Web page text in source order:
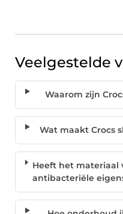
Veelgestelde
Waarom zijn
Wat maakt Crocs
Heeft het materiaal
antibacteriële